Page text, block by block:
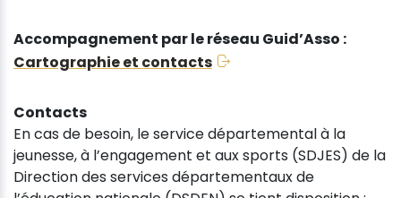
Accompagnement par le réseau Guid’Asso :
Cartographie et contacts
Contacts
En cas de besoin, le service départemental à la
jeunesse, à l’engagement et aux sports (SDJES) de la
Direction des services départementaux de